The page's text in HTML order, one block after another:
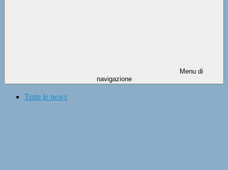
Menu di
navigazione
Tutte le news